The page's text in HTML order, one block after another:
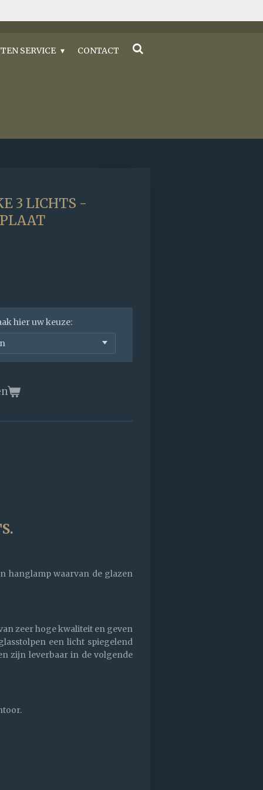
SERVICE CONTACT
3 LICHTS -
hier uw keuze:
hanglamp waarvan de glazen
zeer hoge kwaliteit en geven
een licht spiegelend
zijn leverbaar in de volgende